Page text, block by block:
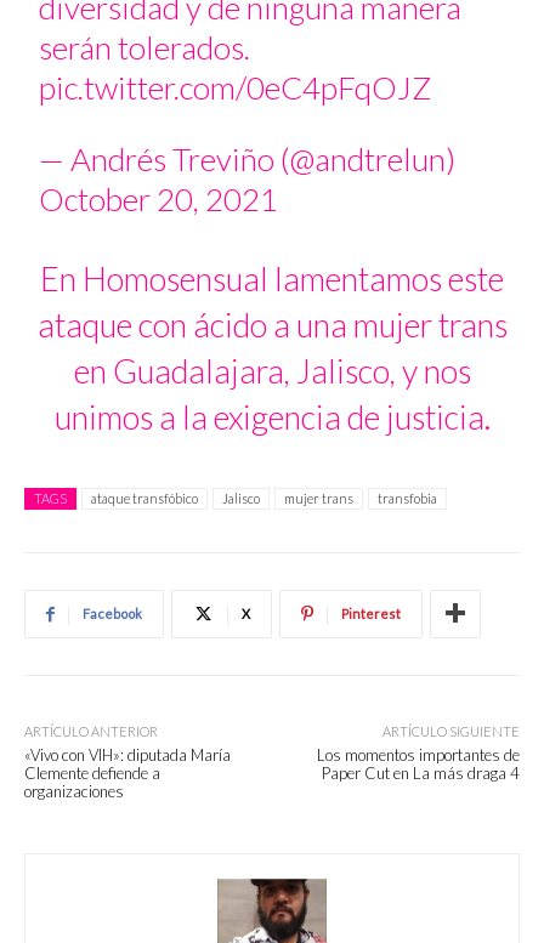
serán tolerados.
pic.twitter.com/0eC4pFqOJZ
— Andrés Treviño (@andtrelun)
October 20, 2021
En Homosensual lamentamos este
ataque con ácido a una mujer trans
en Guadalajara, Jalisco, y nos
unimos a la exigencia de justicia.
TAGS ataque transfóbico Jalisco mujer trans transfobia
Facebook X Pinterest
ARTÍCULO ANTERIOR
«Vivo con VIH»: diputada María
Clemente defiende a
organizaciones
ARTÍCULO SIGUIENTE
Los momentos importantes de
Paper Cut en La más draga 4